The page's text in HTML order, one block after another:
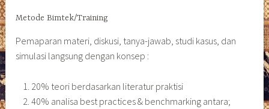
Metode Bimtek/Training
Pemaparan materi, diskusi, tanya-jawab, studi kasus, dan
simulasi langsung dengan konsep :
20% teori berdasarkan literatur praktisi
40% analisa best practices & benchmarking antara;